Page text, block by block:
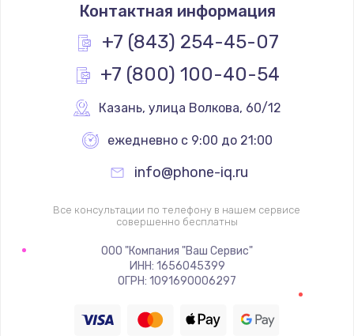
900 руб.
Заказать
900 руб.
Заказать
Не работает
1400 руб.
Восстановление цепи питания, пайка
Заказать
Контактная информация
+7 (843) 254-45-07
+7 (800) 100-40-54
Казань, улица Волкова, 60/12
ежедневно с 9:00 до 21:00
info@phone-iq.ru
Все консультации по телефону в нашем сервисе
совершенно бесплатны
ООО "Компания "Ваш Сервис"
ИНН: 1656045399
ОГРН: 1091690006297